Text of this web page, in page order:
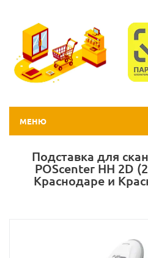
МЕНЮ
Подставка для
POScenter HH 2D
Краснодаре и